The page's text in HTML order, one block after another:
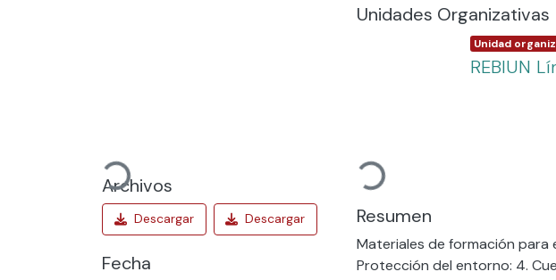
Cargando...
Archivos
Fecha
Unidades Organizativas
Cargando...
Item type:
Unidad
REBIUN
Resumen
Materiales de formación para
Protección del entorno: 4.